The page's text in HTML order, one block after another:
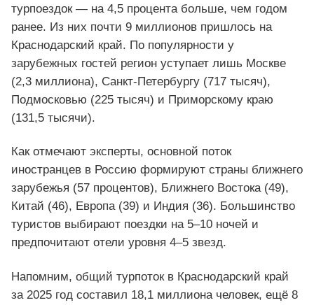
турпоездок — на 4,5 процента больше, чем годом
ранее. Из них почти 9 миллионов пришлось на
Краснодарский край. По популярности у
зарубежных гостей регион уступает лишь Москве
(2,3 миллиона), Санкт-Петербургу (717 тысяч),
Подмосковью (225 тысяч) и Приморскому краю
(131,5 тысячи).
Как отмечают эксперты, основной поток
иностранцев в Россию формируют страны ближнего
зарубежья (57 процентов), Ближнего Востока (49),
Китай (46), Европа (39) и Индия (36). Большинство
туристов выбирают поездки на 5–10 ночей и
предпочитают отели уровня 4–5 звезд.
Напомним, общий турпоток в Краснодарский край
за 2025 год составил 18,1 миллиона человек, ещё 8